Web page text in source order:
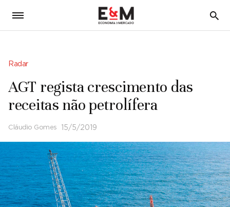
5
Radar
AGT regista crescimento das
receitas não petrolífera
Cláudio Gomes 15/5/2019